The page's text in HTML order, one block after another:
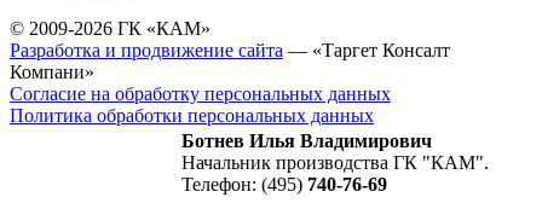
© 2009-2026 ГК «КАМ»
Разработка и продвижение сайта — «Таргет Консалт
Компани»
Согласие на обработку персональных данных
Политика обработки персональных данных
Ботнев Илья Владимирович
Начальник производства ГК "КАМ".
Телефон: (495) 740-76-69